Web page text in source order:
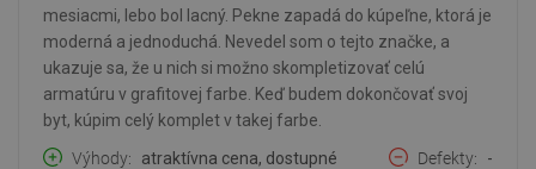
mesiacmi, lebo bol lacný. Pekne zapadá do kúpeľne, ktorá je
moderná a jednoduchá. Nevedel som o tejto značke, a
ukazuje sa, že u nich si možno skompletizovať celú
armatúru v grafitovej farbe. Keď budem dokončovať svoj
byt, kúpim celý komplet v takej farbe.
Výhody
atraktívna cena, dostupné
Defekty -